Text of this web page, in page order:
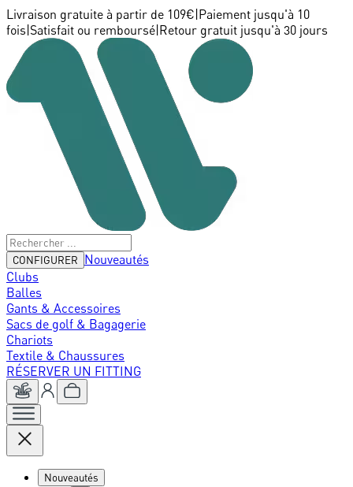
Livraison gratuite à partir de 109€ Paiement jusqu'à 10
fois Satisfait ou remboursé Retour gratuit jusqu'à 30 jours
CONFIGURER
Nouveautés
Clubs
Balles
Gants & Accessoires
Sacs de golf & Bagagerie
Chariots
Textile & Chaussures
RÉSERVER UN FITTING
Nouveautés